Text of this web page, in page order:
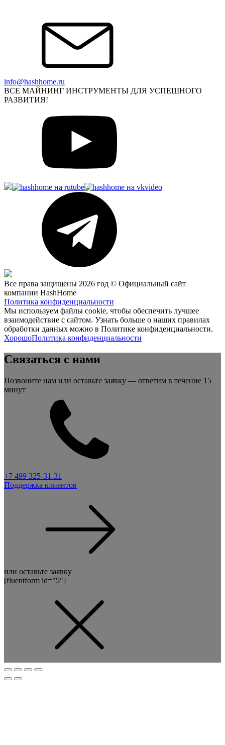
info@hashhome.ru
ВСЕ МАЙНИНГ ИНСТРУМЕНТЫ ДЛЯ УСПЕШНОГО
РАЗВИТИЯ!
Все права защищены 2026 год © Официальный сайт
компании HashHome
Политика конфиденциальности
Мы используем файлы cookie, чтобы обеспечить лучшее
взаимодействие с сайтом. Узнать больше о наших правилах
обработки данных можно в Политике конфиденциальности.
ХорошоПолитика конфиденциальности
Связаться с нами
Позвоните нам или оставьте заявку — ответим в течение 15
минут
+7 499 325-31-31
Поддержка клиентов
или оставьте заявку
[fluentform id="5"]